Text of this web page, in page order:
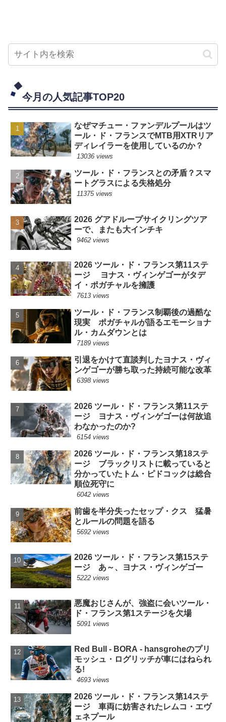
今月の人気記事TOP20
なぜマチュー・ファンデルプールはツ
ール・ド・フランスでMTB用XTRリア
ディレイラーを使用しているのか？
13036 views
ツール・ド・フランスとの矛盾？スマ
ートグラスによる失格処分
11375 views
2026 グアドループサイクリングツア
ーで、またも大インチキ
9462 views
2026 ツール・ド・フランス第11ステ
ージ ヨナス・ヴィンゲゴーがタデ
イ・ポガチャルを擁護
7613 views
ツール・ド・フランス制覇後の過酷な
現実 ポガチャルが語るエモーショナ
ル・カムダウンとは
7189 views
引退をかけて直談判したヨナス・ヴィ
ンゲゴーが勝ち取った持続可能な改革
6398 views
2026 ツール・ド・フランス第11ステ
ージ ヨナス・ヴィンゲゴーは何故追
わなかったのか?
6154 views
2026 ツール・ド・フランス第18ステ
ージ ブラックリストに載っていると
分かっていたトム・ピドコックは総合
順位死守に
6042 views
前歯を半分失ったセップ・クス 猛暑
とルールの問題を語る
5692 views
2026 ツール・ド・フランス第15ステ
ージ あ～、ヨナス・ヴィンゲゴー
5222 views
悪魔おじさんが、強盗に会いツール・
ド・フランス第1ステージを欠場
5091 views
Red Bull - BORA - hansgroheのプリ
モッシュ・ログリッチが車にはねられ
る!
4693 views
2026 ツール・ド・フランス第14ステ
ージ 車両に妨害されたレムコ・エヴ
ェネプール